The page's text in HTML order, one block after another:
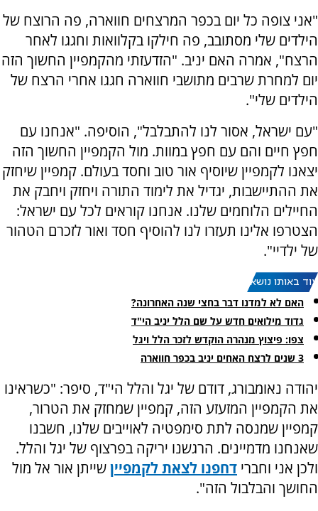
"אני צופה כל יום בכפר המרצחים חווארה, פה הרוצח של
הילדים שלי מסתובב, פה חילקו בקלוואות וחגגו לאחר
הרצח", אמרה האם יניב. "הזדעזתי מהקמפיין החשוך הזה
יום למחרת שרבים מתושבי חווארה חגגו אחרי הרצח של
הילדים שלי".
"עם ישראל, אסור לנו להתבלבל", הוסיפה. "אנחנו עם
חפץ חיים והם עם חפץ במוות. מול הקמפיין החשוך הזה
יצאנו לקמפיין שיוסיף אור טוב וחסד בעולם. קמפיין שיחזק
את ההתיישבות, יגדיל את לימוד התורה ויחזק ויחבק את
החיילים הלוחמים שלנו. אנחנו קוראים לכל עם ישראל:
הצטרפו אלינו תעזרו לנו להוסיף חסד ואור לזכרם הטהור
של ילדיי".
עוד באותו נושא:
האם לא למדנו דבר בחצי שנה האחרונה?
גדוד מילואים חדש על שם הלל יניב הי"ד
צפו: פיצוץ מנהרה הוקדש לזכר הלל ויגל
3 שנים לרצח האחים יניב בכפר חווארה
יהודה נאומבורג, דודם של יגל והלל הי"ד, סיפר: "כשראינו
את הקמפיין המזעזע הזה, קמפיין שמחזק את הטרור,
קמפיין שמנסה לתת סימפטיה לאוייבים שלנו, חשבנו
שאנחנו מדמיינים. הרגשנו יריקה בפרצוף של יגל והלל.
ולכן אני וחברי דחפנו לצאת לקמפייןשייתן אור אל מול
החושך והבלבול הזה".